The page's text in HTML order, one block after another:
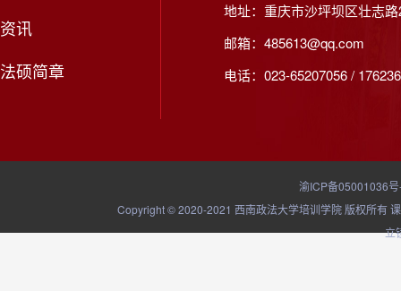
资讯
法硕简章
地址：重庆市沙坪坝区壮志
邮箱：485613@qq.com
电话：023-65207056 /
渝ICP备05001036
Copyright © 2020-2021 西南政法大学培训学院 版权所有
立